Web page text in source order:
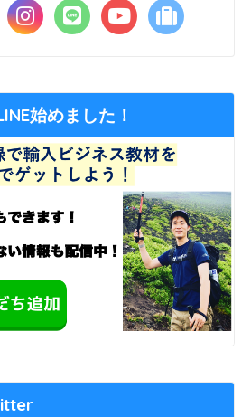
始めました！